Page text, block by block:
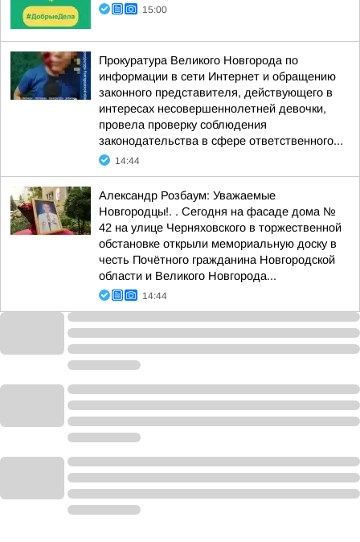
15:00
Прокуратура Великого Новгорода по
информации в сети Интернет и обращению
законного представителя, действующего в
интересах несовершеннолетней девочки,
провела проверку соблюдения
законодательства в сфере ответственного...
14:44
Александр Розбаум: Уважаемые
Новгородцы!. . Сегодня на фасаде дома №
42 на улице Черняховского в торжественной
обстановке открыли мемориальную доску в
честь Почётного гражданина Новгородской
области и Великого Новгорода...
14:44